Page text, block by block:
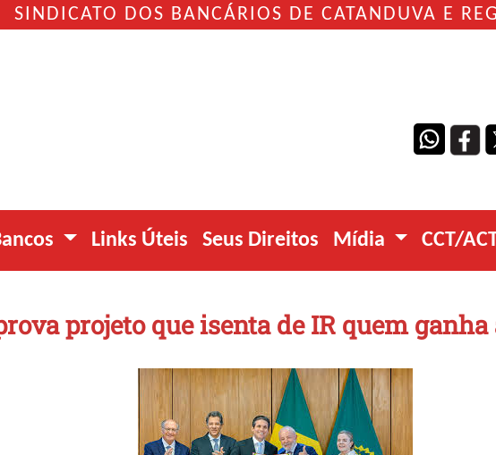
SINDICATO DOS BANCÁRIOS DE CATANDUVA E
Links Úteis Seus Direitos Mídia CCT/
projeto que isenta de IR quem